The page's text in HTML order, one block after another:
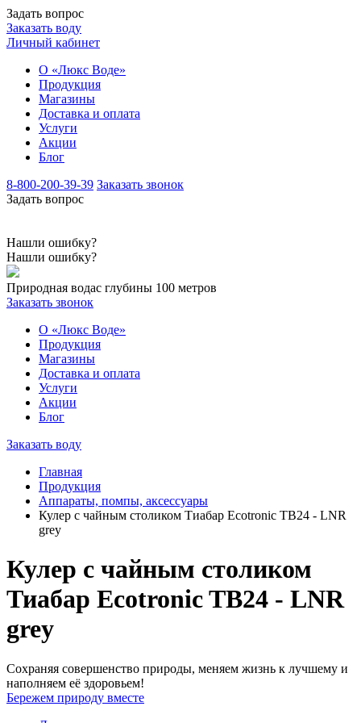
Задать вопрос
Заказать воду
Личный кабинет
О «Люкс Воде»
Продукция
Магазины
Доставка и оплата
Услуги
Акции
Блог
8-800-200-39-39 Заказать звонок
Задать вопрос
Нашли ошибку?
Нашли ошибку?
Природная водас глубины 100 метров
Заказать звонок
О «Люкс Воде»
Продукция
Магазины
Доставка и оплата
Услуги
Акции
Блог
Заказать воду
Главная
Продукция
Аппараты, помпы, аксессуары
Кулер с чайным столиком Тиабар Ecotronic TB24 - LNR
grey
Кулер с чайным столиком
Тиабар Ecotronic TB24 - LNR
grey
Сохраняя совершенство природы, меняем жизнь к лучшему и
наполняем её здоровьем!
Бережем природу вместе